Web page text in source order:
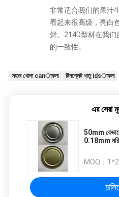
非常适合我们的果汁
看起来很高级，亮白
鲜。214D型材在我
的一致性。
সহজ খোলা canাকনা টিনপ্লেট ধাতু idsাকনা
এর সেরা
50mm
0.18mm
MOQ：